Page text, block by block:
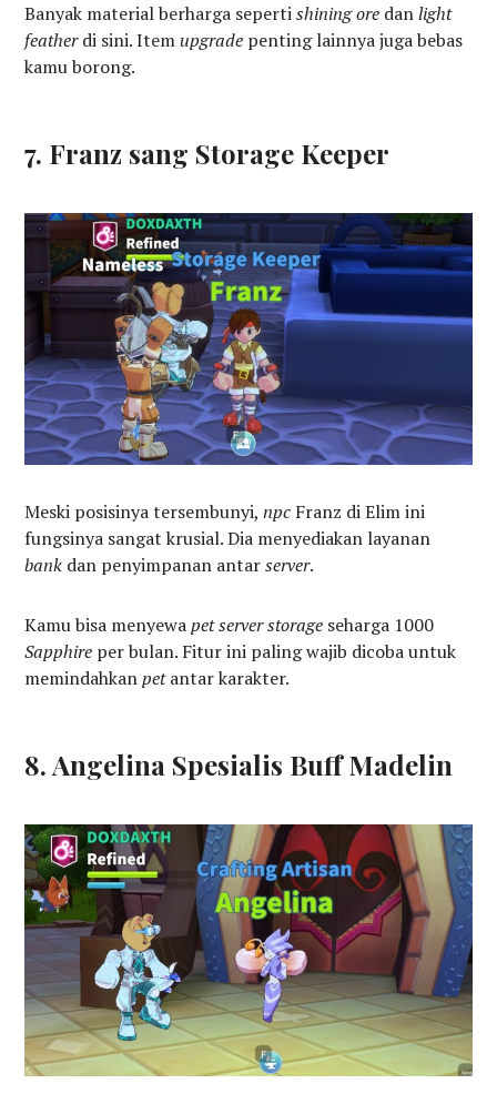
Banyak material berharga sepertishining ore danlight
featherdi sini. Itemupgrade penting lainnya juga bebas
kamu borong.
7. Franz sang Storage Keeper
Meski posisinya tersembunyi,npc Franz di Elim ini
fungsinya sangat krusial. Dia menyediakan layanan
bank dan penyimpanan antarserver.
Kamu bisa menyewapet server storage seharga 1000
Sapphire per bulan. Fitur ini paling wajib dicoba untuk
memindahkanpetantar karakter.
8. Angelina Spesialis Buff Madelin